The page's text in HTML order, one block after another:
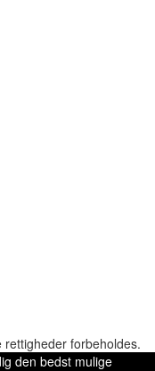
forbeholdes.
den bedst mulige